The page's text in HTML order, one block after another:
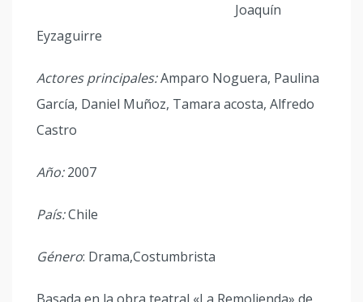
Joaquín
Eyzaguirre
Actores principales:Amparo Noguera, Paulina
García, Daniel Muñoz, Tamara acosta, Alfredo
Castro
Año:2007
País:Chile
Género: Drama,Costumbrista